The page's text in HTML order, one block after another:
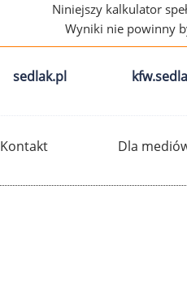
Niniejszy kalkulator
Wyniki nie powinny
sedlak.pl
Kontakt Dla